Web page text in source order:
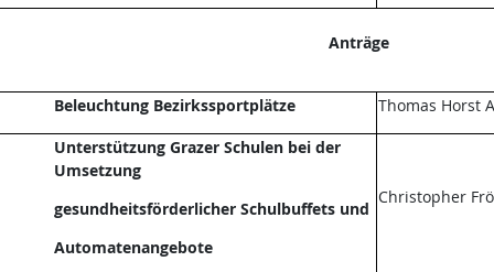
Anträge
Beleuchtung Bezirkssportplätze
Thomas Horst
Unterstützung Grazer Schulen bei der
Umsetzung
gesundheitsförderlicher Schulbuffets und
Automatenangebote
Christopher